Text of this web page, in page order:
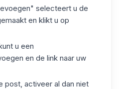
selecteert u de
en klikt u op
u een
en de link naar uw
post, activeer al dan niet